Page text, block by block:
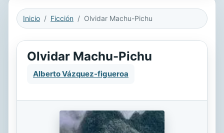
Inicio Ficción Olvidar Machu-Pichu
Olvidar Machu-Pichu
Alberto Vázquez-figueroa